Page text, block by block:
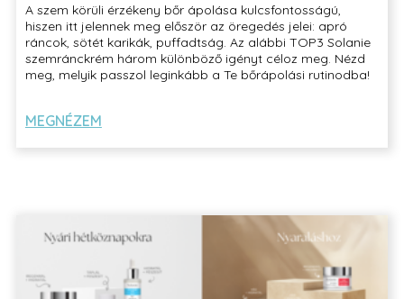
A szem körüli érzékeny bőr ápolása kulcsfontosságú,
hiszen itt jelennek meg először az öregedés jelei: apró
ráncok, sötét karikák, puffadtság. Az alábbi TOP3 Solanie
szemránckrém három különböző igényt céloz meg. Nézd
meg, melyik passzol leginkább a Te bőrápolási rutinodba!
MEGNÉZEM